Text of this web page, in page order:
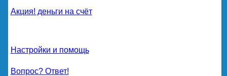
Акция! деньги на счёт
Настройки и помощь
Вопрос? Ответ!